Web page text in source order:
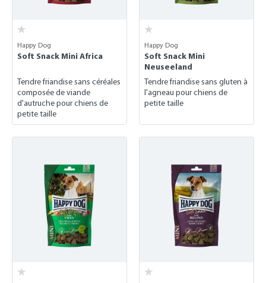
Happy Dog
Soft Snack Mini Africa
Tendre friandise sans céréales
composée de viande
d'autruche pour chiens de
petite taille
Happy Dog
Soft Snack Mini
Neuseeland
Tendre friandise sans gluten à
l'agneau pour chiens de
petite taille